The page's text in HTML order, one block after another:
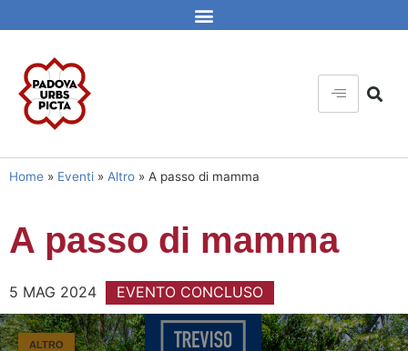
Home » Eventi » Altro » A passo di mamma
A passo di mamma
5 MAG 2024 EVENTO CONCLUSO
ALTRO